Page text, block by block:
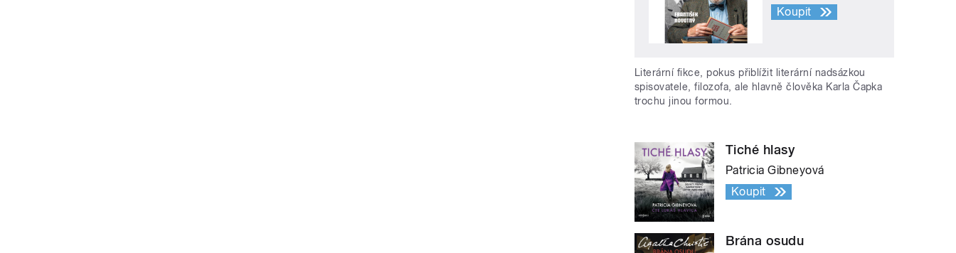
Koupit
Literární fikce, pokus přiblížit literární nadsázkou
spisovatele, filozofa, ale hlavně člověka Karla Čapka
trochu jinou formou.
Tiché hlasy
Patricia Gibneyová
Koupit
Brána osudu